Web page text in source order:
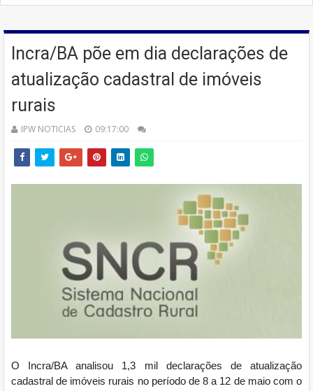
Incra/BA põe em dia declarações de
atualização cadastral de imóveis
rurais
IPW NOTICIAS 09:17:00
O Incra/BA analisou 1,3 mil declarações de atualização
cadastral de imóveis rurais no período de 8 a 12 de maio com o